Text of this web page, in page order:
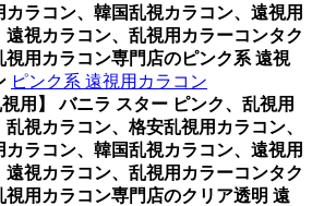
カラコン、韓国乱視カラコン、遠視用
遠視カラコン、乱視用カラーコンタク
視用カラコン専門店のピンク系 遠視
ピンク系 遠視用カラコン
視用】 バニラ スター ピンク、乱視用
乱視カラコン、格安乱視用カラコン、
カラコン、韓国乱視カラコン、遠視用
遠視カラコン、乱視用カラーコンタク
視用カラコン専門店のクリア透明 遠